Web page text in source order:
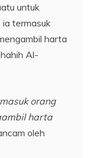
untuk
ia termasuk
harta
Al-
orang
harta
oleh